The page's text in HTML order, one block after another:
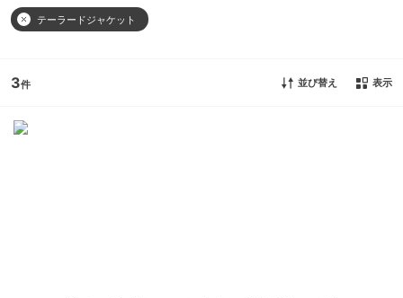
テーラードジャケット
3 並び替え 表示